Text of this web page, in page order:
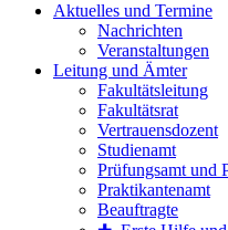
Aktuelles und Termine
Nachrichten
Veranstaltungen
Leitung und Ämter
Fakultätsleitung
Fakultätsrat
Vertrauensdozent
Studienamt
Prüfungsamt und
Praktikantenamt
Beauftragte